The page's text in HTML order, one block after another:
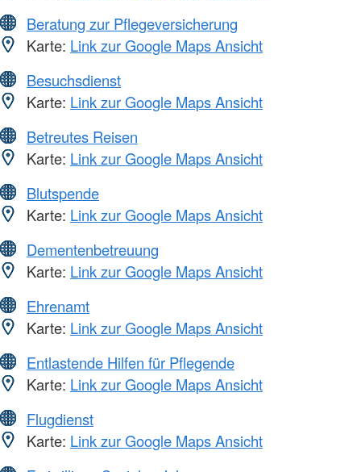
Beratung zur Pflegeversicherung
Karte: Link zur Google Maps Ansicht
Besuchsdienst
Karte: Link zur Google Maps Ansicht
Betreutes Reisen
Karte: Link zur Google Maps Ansicht
Blutspende
Karte: Link zur Google Maps Ansicht
Dementenbetreuung
Karte: Link zur Google Maps Ansicht
Ehrenamt
Karte: Link zur Google Maps Ansicht
Entlastende Hilfen für Pflegende
Karte: Link zur Google Maps Ansicht
Flugdienst
Karte: Link zur Google Maps Ansicht